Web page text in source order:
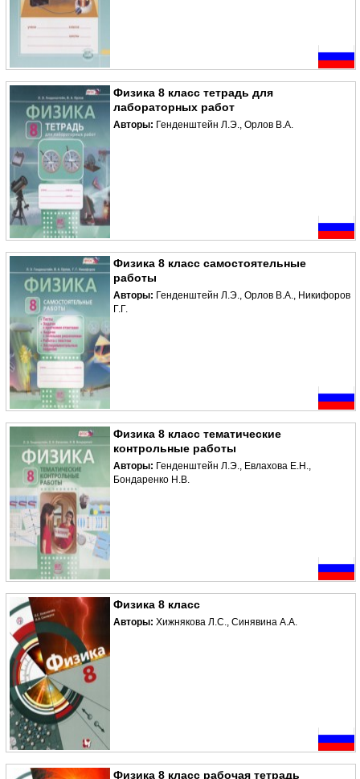
Физика 8 класс тетрадь для
лабораторных работ
Авторы: Генденштейн Л.Э., Орлов В.А.
Физика 8 класс самостоятельные
работы
Авторы: Генденштейн Л.Э., Орлов В.А., Никифоров
Г.Г.
Физика 8 класс тематические
контрольные работы
Авторы: Генденштейн Л.Э., Евлахова Е.Н.,
Бондаренко Н.В.
Физика 8 класс
Авторы: Хижнякова Л.С., Синявина А.А.
Физика 8 класс рабочая тетрадь